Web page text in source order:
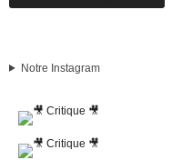
Notre Instagram